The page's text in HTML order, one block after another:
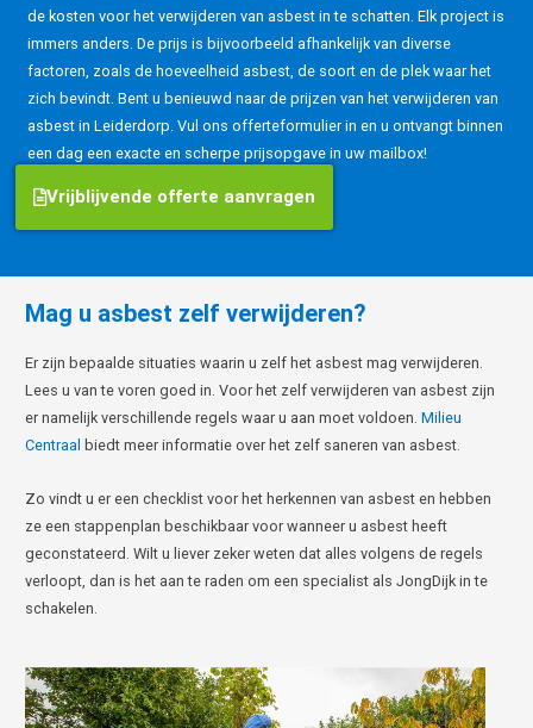
de kosten voor het verwijderen van asbest in te schatten. Elk project is
immers anders. De prijs is bijvoorbeeld afhankelijk van diverse
factoren, zoals de hoeveelheid asbest, de soort en de plek waar het
zich bevindt. Bent u benieuwd naar de prijzen van het verwijderen van
asbest in Leiderdorp. Vul ons offerteformulier in en u ontvangt binnen
een dag een exacte en scherpe prijsopgave in uw mailbox!
Vrijblijvende offerte aanvragen
Mag u asbest zelf verwijderen?
Er zijn bepaalde situaties waarin u zelf het asbest mag verwijderen.
Lees u van te voren goed in. Voor het zelf verwijderen van asbest zijn
er namelijk verschillende regels waar u aan moet voldoen. Milieu
Centraal biedt meer informatie over het zelf saneren van asbest.
Zo vindt u er een checklist voor het herkennen van asbest en hebben
ze een stappenplan beschikbaar voor wanneer u asbest heeft
geconstateerd. Wilt u liever zeker weten dat alles volgens de regels
verloopt, dan is het aan te raden om een specialist als JongDijk in te
schakelen.